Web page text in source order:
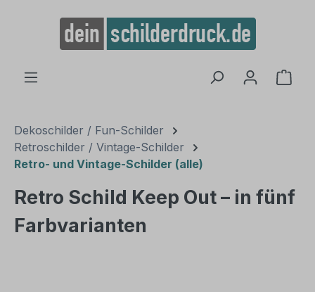
springen
Dekoschilder / Fun-Schilder
Retroschilder / Vintage-Schilder
Retro- und Vintage-Schilder (alle)
Retro Schild Keep Out – in fünf
Farbvarianten